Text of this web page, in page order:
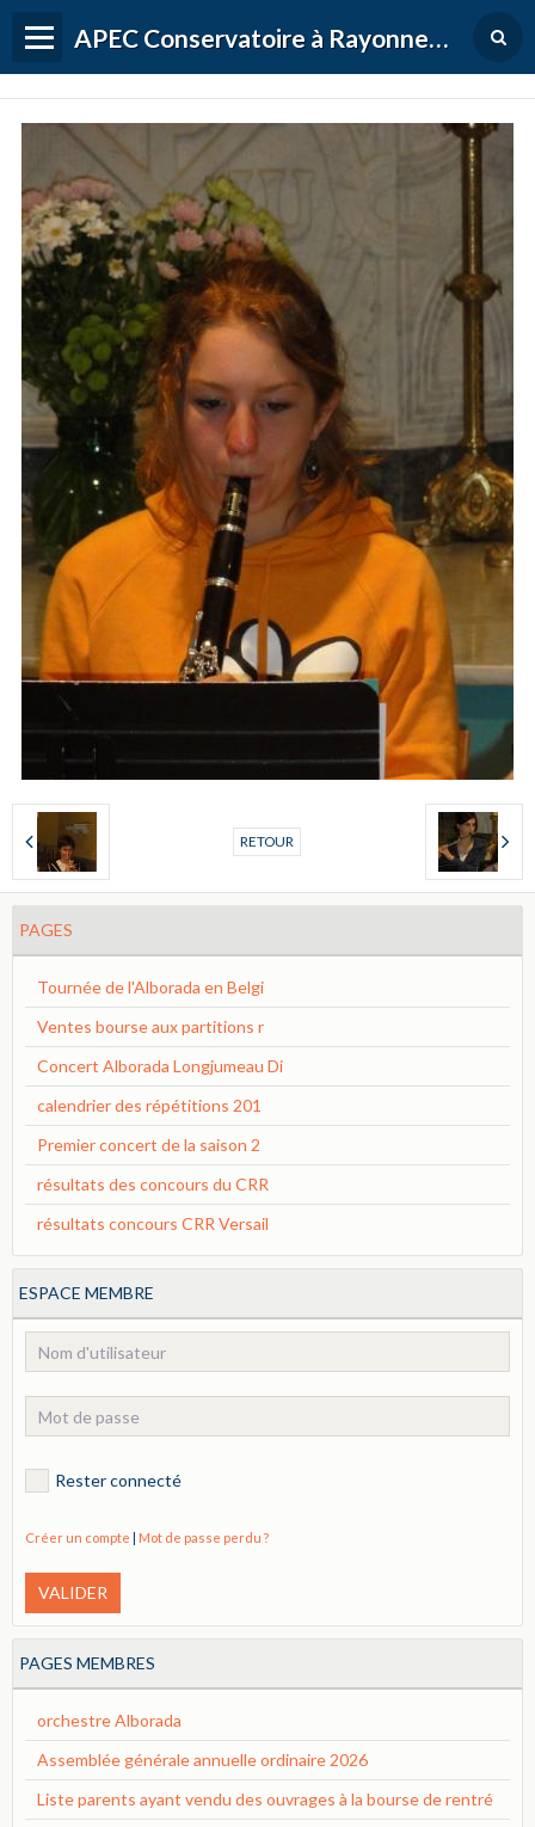
APEC Conservatoire à Rayonnement Régional de Versailles Grand Parc
RETOUR
PAGES
Tournée de l'Alborada en Belgi
Ventes bourse aux partitions r
Concert Alborada Longjumeau Di
calendrier des répétitions 201
Premier concert de la saison 2
résultats des concours du CRR
résultats concours CRR Versail
ESPACE MEMBRE
Rester connecté
Créer un compte | Mot de passe perdu ?
VALIDER
PAGES MEMBRES
orchestre Alborada
Assemblée générale annuelle ordinaire 2026
Liste parents ayant vendu des ouvrages à la bourse de rentré